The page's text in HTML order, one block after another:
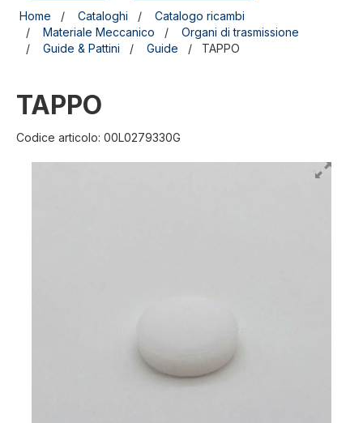
Home Cataloghi
Catalogo ricambi
Materiale Meccanico
Organi di trasmissione
Guide & Pattini
Guide TAPPO
TAPPO
Codice articolo: 00L0279330G